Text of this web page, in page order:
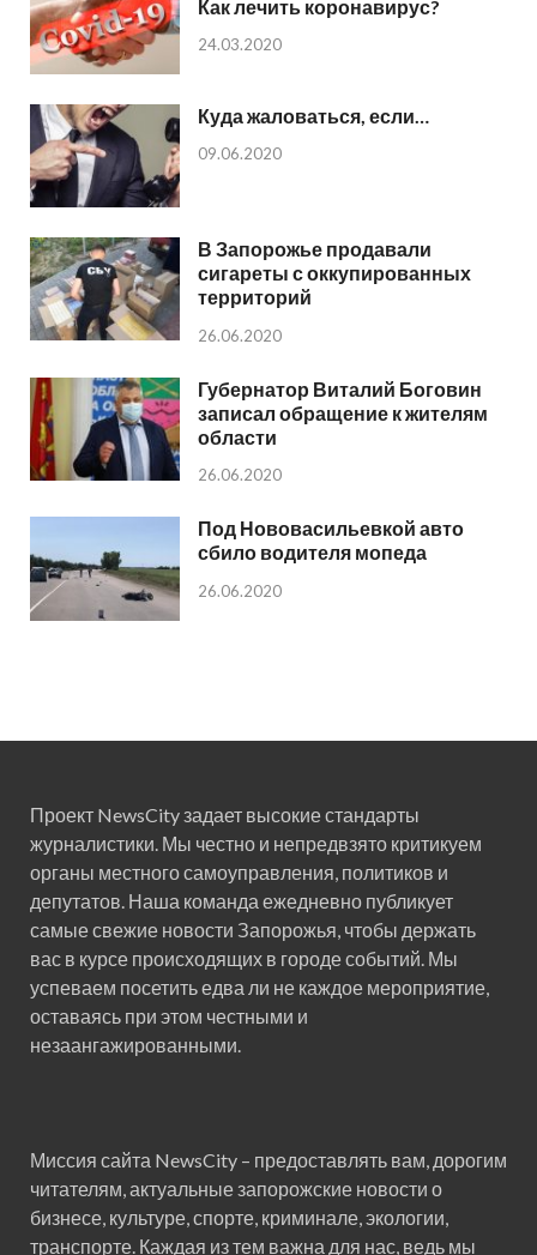
Как лечить коронавирус?
24.03.2020
Куда жаловаться, если…
09.06.2020
В Запорожье продавали
сигареты с оккупированных
территорий
26.06.2020
Губернатор Виталий Боговин
записал обращение к жителям
области
26.06.2020
Под Нововасильевкой авто
сбило водителя мопеда
26.06.2020
Проект NewsCity задает высокие стандарты
журналистики. Мы честно и непредвзято критикуем
органы местного самоуправления, политиков и
депутатов. Наша команда ежедневно публикует
самые свежие новости Запорожья, чтобы держать
вас в курсе происходящих в городе событий. Мы
успеваем посетить едва ли не каждое мероприятие,
оставаясь при этом честными и
незаангажированными.
Миссия сайта NewsCity – предоставлять вам, дорогим
читателям, актуальные запорожские новости о
бизнесе, культуре, спорте, криминале, экологии,
транспорте. Каждая из тем важна для нас, ведь мы